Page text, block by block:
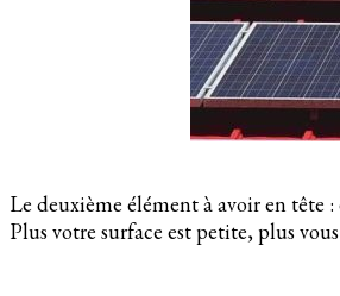
Le deuxième élément à avoir en tête :
Plus votre surface est petite, plus